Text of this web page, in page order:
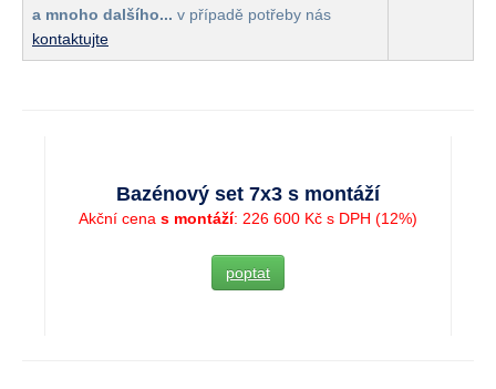
a mnoho dalšího... v případě potřeby nás
kontaktujte
Bazénový set 7x3 s montáží
Akční cena s montáží: 226 600 Kč s DPH (12%)
poptat